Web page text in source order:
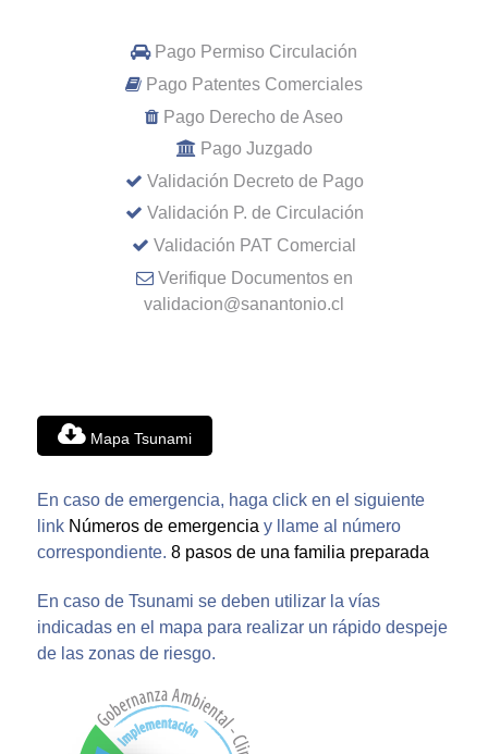
Pago Permiso Circulación
Pago Patentes Comerciales
Pago Derecho de Aseo
Pago Juzgado
Validación Decreto de Pago
Validación P. de Circulación
Validación PAT Comercial
Verifique Documentos en
validacion@sanantonio.cl
Mapa Tsunami
En caso de emergencia, haga click en el siguiente
link Números de emergencia y llame al número
correspondiente. 8 pasos de una familia preparada
En caso de Tsunami se deben utilizar la vías
indicadas en el mapa para realizar un rápido despeje
de las zonas de riesgo.